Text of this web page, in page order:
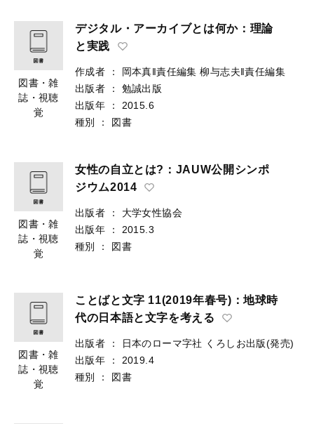
図書・雑
誌・視聴
覚
デジタル・アーカイブとは何か：理論
と実践
作成者 ： 岡本真‖責任編集 柳与志夫‖責任編集
出版者
：
勉誠出版
出版年
：
2015.6
種別
： 図書
図書・雑
誌・視聴
覚
女性の自立とは?：JAUW公開シンポ
ジウム2014
出版者 ：
大学女性協会
出版年
：
2015.3
種別
： 図書
図書・雑
誌・視聴
覚
ことばと文字 11(2019年春号)：地球時
代の日本語と文字を考える
出版者 ： 日本のローマ字社 くろしお出版(発売)
出版年
：
2019.4
種別
： 図書